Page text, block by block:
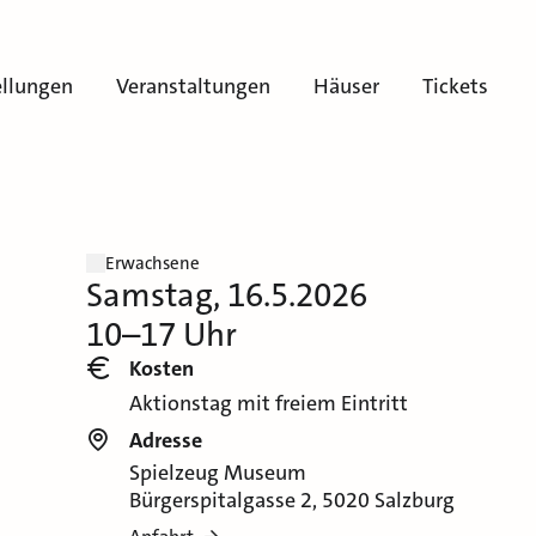
Veranstaltungen Häuser Tickets
Erwachsene
Samstag, 16.5.2026
10–17 Uhr
Kosten
Aktionstag mit freiem Eintritt
Adresse
Spielzeug Museum
Bürgerspitalgasse 2, 5020 Salzburg